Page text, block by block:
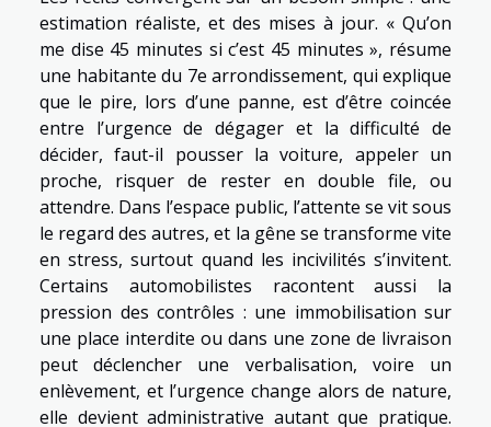
estimation réaliste, et des mises à jour. « Qu’on
me dise 45 minutes si c’est 45 minutes », résume
une habitante du 7e arrondissement, qui explique
que le pire, lors d’une panne, est d’être coincée
entre l’urgence de dégager et la difficulté de
décider, faut-il pousser la voiture, appeler un
proche, risquer de rester en double file, ou
attendre. Dans l’espace public, l’attente se vit sous
le regard des autres, et la gêne se transforme vite
en stress, surtout quand les incivilités s’invitent.
Certains automobilistes racontent aussi la
pression des contrôles : une immobilisation sur
une place interdite ou dans une zone de livraison
peut déclencher une verbalisation, voire un
enlèvement, et l’urgence change alors de nature,
elle devient administrative autant que pratique.